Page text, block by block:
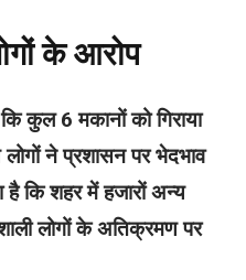
के आरोप
कुल 6 मकानों को गिराया
ने प्रशासन पर भेदभाव
कि शहर में हजारों अन्य
लोगों के अतिक्रमण पर